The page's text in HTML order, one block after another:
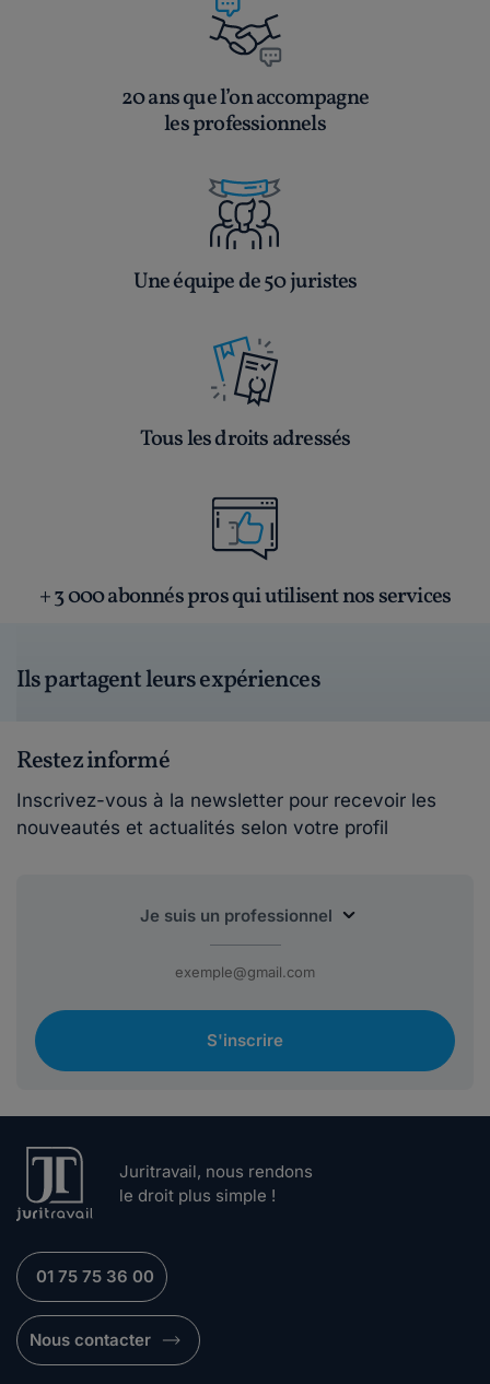
20 ans que l’on accompagne
les professionnels
Une équipe de 50 juristes
Tous les droits adressés
+ 3 000 abonnés pros qui utilisent nos services
Ils partagent leurs expériences
Restez informé
Inscrivez-vous à la newsletter pour recevoir les
nouveautés et actualités selon votre profil
S'inscrire
Juritravail, nous rendons
le droit plus simple !
01 75 75 36 00
Nous contacter